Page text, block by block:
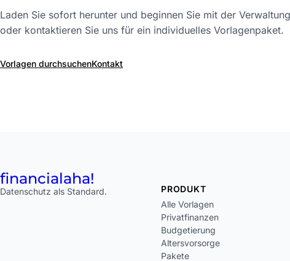
Laden Sie sofort herunter und beginnen Sie mit der
oder kontaktieren Sie uns für ein individuelles Vorlagenpaket.
Vorlagen durchsuchenKontakt
financialaha!
Datenschutz als Standard.
PRODUKT
Alle Vorlagen
Privatfinanzen
Budgetierung
Altersvorsorge
Pakete